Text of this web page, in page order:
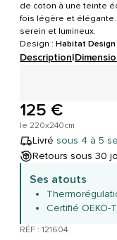
de coton à une teinte
fois légère et élégante.
serein et lumineux.
Design : Habitat
Description|
125 €
le 220x240cm
Livré sous 4 à 5
Retours sous 30
Ses atouts
Certifié OEKO-
RÉF : 121604